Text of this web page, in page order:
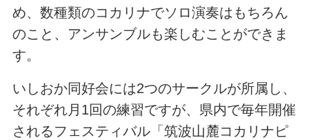
め、数種類のコカリナでソロ演奏はもちろん
のこと、アンサンブルも楽しむことができま
す。
いしおか同好会には2つのサークルが所属し、
それぞれ月1回の練習ですが、県内で毎年開催
されるフェスティバル「筑波山麓コカリナピ